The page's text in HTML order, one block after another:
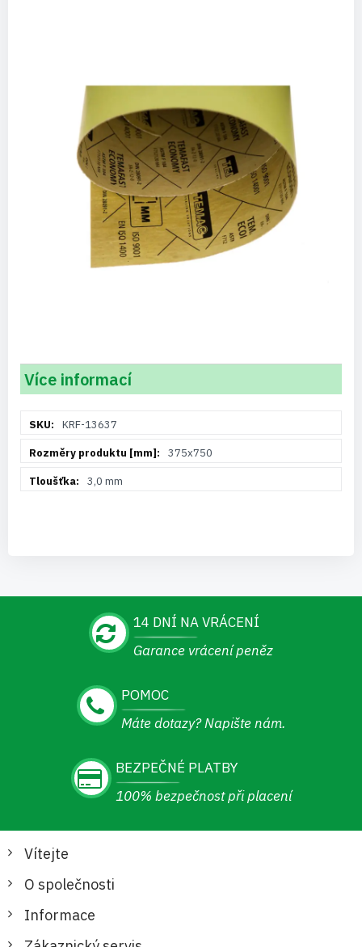
Více informací
informacíKRF-13637
375x750
3,0 mm
14 DNÍ NA VRÁCENÍ
Garance vrácení peněz
POMOC
Máte dotazy? Napište nám.
BEZPEČNÉ PLATBY
100% bezpečnost při placení
Vítejte
O společnosti
Informace